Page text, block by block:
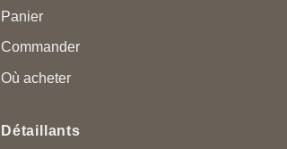
Panier
Commander
Où acheter
Détaillants